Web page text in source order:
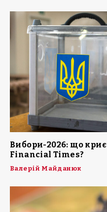
Вибори-2026: що
Financial Times?
Валерій Майданюк